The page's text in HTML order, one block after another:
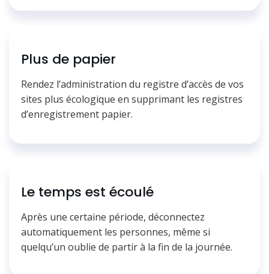
Plus de papier
Rendez l’administration du registre d’accès de vos
sites plus écologique en supprimant les registres
d’enregistrement papier.
Le temps est écoulé
Après une certaine période, déconnectez
automatiquement les personnes, même si
quelqu’un oublie de partir à la fin de la journée.